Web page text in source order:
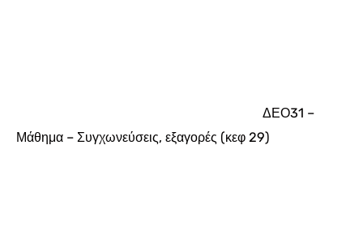
ΔΕΟ31 –
Μάθημα – Συγχωνεύσεις, εξαγορές (κεφ 29)